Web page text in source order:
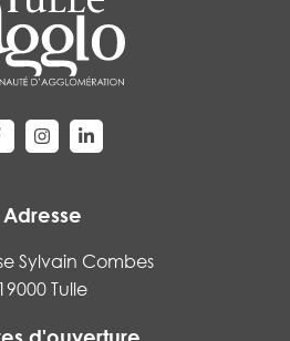
vers le compte Facebook
Lien vers le compte Instagram
Lien vers le compte
Adresse
Sylvain Combes
19000 Tulle